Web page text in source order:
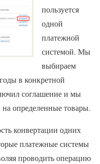
пользуется
одной
платежной
системой. Мы
выбираем
в конкретной
соглашение и мы
определенные товары.
конвертации одних
платежные системы
проводить операцию